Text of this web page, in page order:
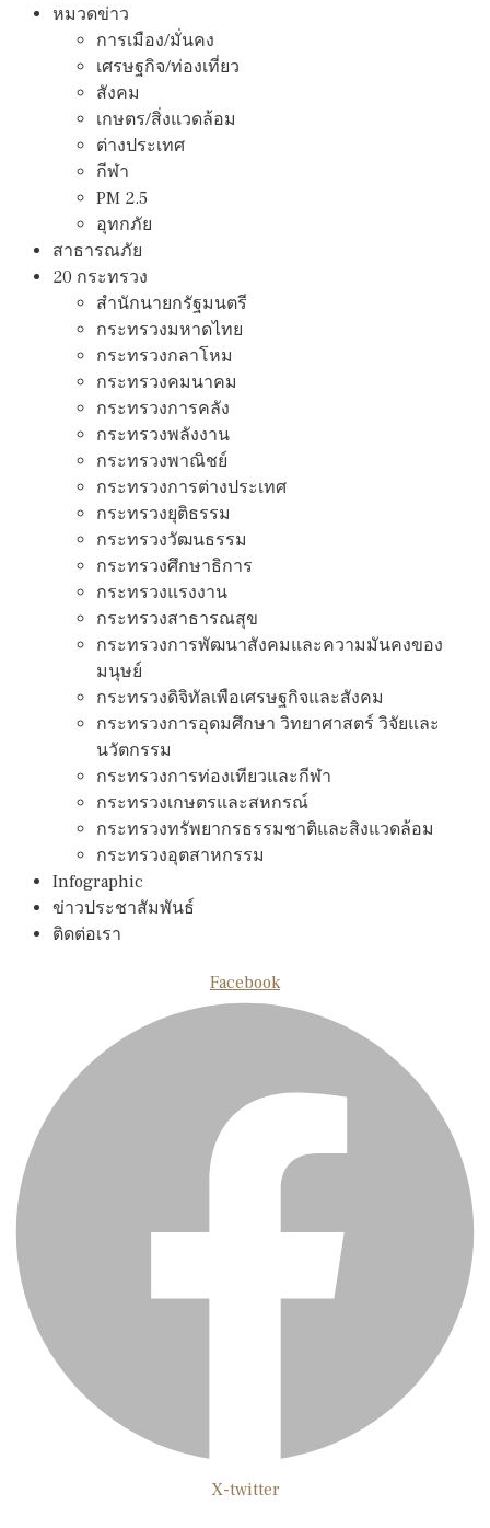
หมวดข่าว
การเมือง/มั่นคง
เศรษฐกิจ/ท่องเที่ยว
สังคม
เกษตร/สิ่งแวดล้อม
ต่างประเทศ
กีฬา
PM 2.5
อุทกภัย
สาธารณภัย
20 กระทรวง
สํานักนายกรัฐมนตรี
กระทรวงมหาดไทย
กระทรวงกลาโหม
กระทรวงคมนาคม
กระทรวงการคลัง
กระทรวงพลังงาน
กระทรวงพาณิชย์
กระทรวงการต่างประเทศ
กระทรวงยุติธรรม
กระทรวงวัฒนธรรม
กระทรวงศึกษาธิการ
กระทรวงแรงงาน
กระทรวงสาธารณสุข
กระทรวงการพัฒนาสังคมและความมันคงของ
มนุษย์
กระทรวงดิจิทัลเพือเศรษฐกิจและสังคม
กระทรวงการอุดมศึกษา วิทยาศาสตร์ วิจัยและ
นวัตกรรม
กระทรวงการท่องเทียวและกีฬา
กระทรวงเกษตรและสหกรณ์
กระทรวงทรัพยากรธรรมชาติและสิงแวดล้อม
กระทรวงอุตสาหกรรม
Infographic
ข่าวประชาสัมพันธ์
ติดต่อเรา
Facebook
X-twitter